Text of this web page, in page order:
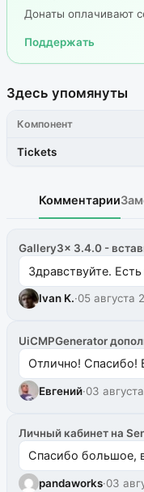
Донаты оплачивают
Поддержать
Здесь упомянуты
Компонент
Tickets
Комментарии
Gallery3x 3.4.0 -
Здравствуйте.
Ivan K.·05 августа
UiCMPGenerator
Отлично! Спасибо!
Евгений·03
Личный кабинет на
Спасибо большое,
pandaworks·03